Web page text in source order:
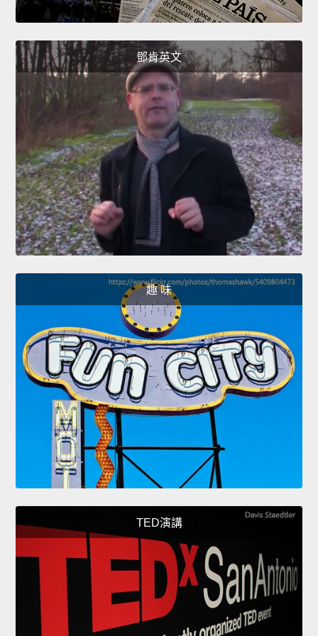
鄧肯英文
趣 味
TED演講